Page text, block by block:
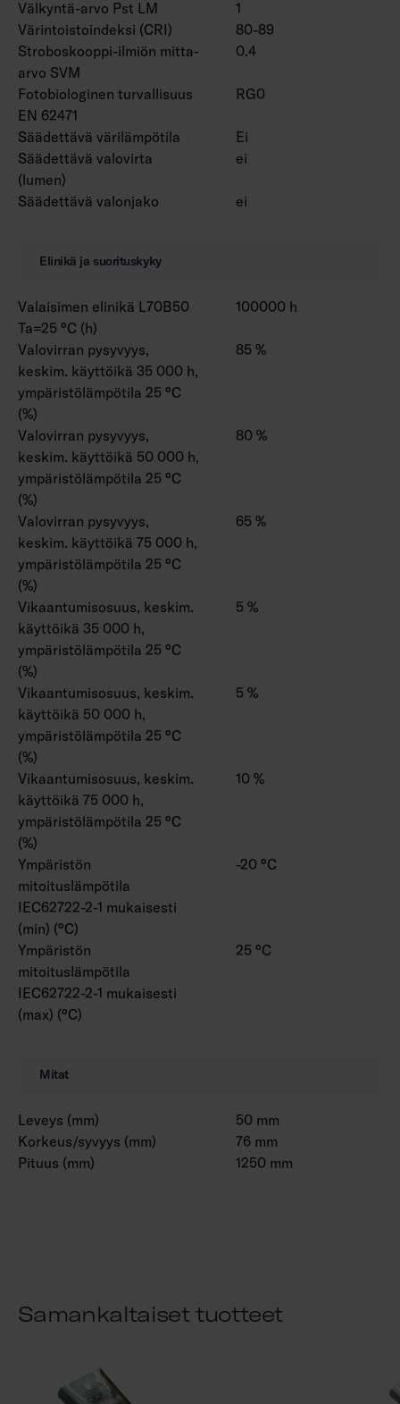
Välkyntä-arvo Pst LM
1
Värintoistoindeksi (CRI)
80-89
Stroboskooppi-ilmiön mitta-
arvo SVM
0.4
Fotobiologinen turvallisuus
EN 62471
RG0
Säädettävä värilämpötila
Ei
Säädettävä valovirta
(lumen)
ei
Säädettävä valonjako ei
Elinikä ja suorituskyky
Valaisimen elinikä L70B50
Ta=25 °C (h)
100000 h
Valovirran pysyvyys,
keskim. käyttöikä 35 000 h,
ympäristölämpötila 25 °C
(%)
85 %
Valovirran pysyvyys,
keskim. käyttöikä 50 000 h,
ympäristölämpötila 25 °C
(%)
80 %
Valovirran pysyvyys,
keskim. käyttöikä 75 000 h,
ympäristölämpötila 25 °C
(%)
65 %
Vikaantumisosuus, keskim.
käyttöikä 35 000 h,
ympäristölämpötila 25 °C
(%)
5 %
Vikaantumisosuus, keskim.
käyttöikä 50 000 h,
ympäristölämpötila 25 °C
(%)
5 %
Vikaantumisosuus, keskim.
käyttöikä 75 000 h,
ympäristölämpötila 25 °C
(%)
10 %
Ympäristön
mitoituslämpötila
IEC62722-2-1 mukaisesti
(min) (°C)
-20 °C
Ympäristön
mitoituslämpötila
IEC62722-2-1 mukaisesti
(max) (°C)
25 °C
Mitat
Leveys (mm)
50 mm
Korkeus/syvyys (mm)
76 mm
Pituus (mm)
1250 mm
Samankaltaiset tuotteet